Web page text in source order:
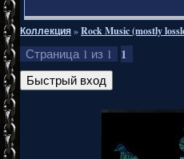
Коллекция»Rock Music (mostly
Страница 1 из 1 1